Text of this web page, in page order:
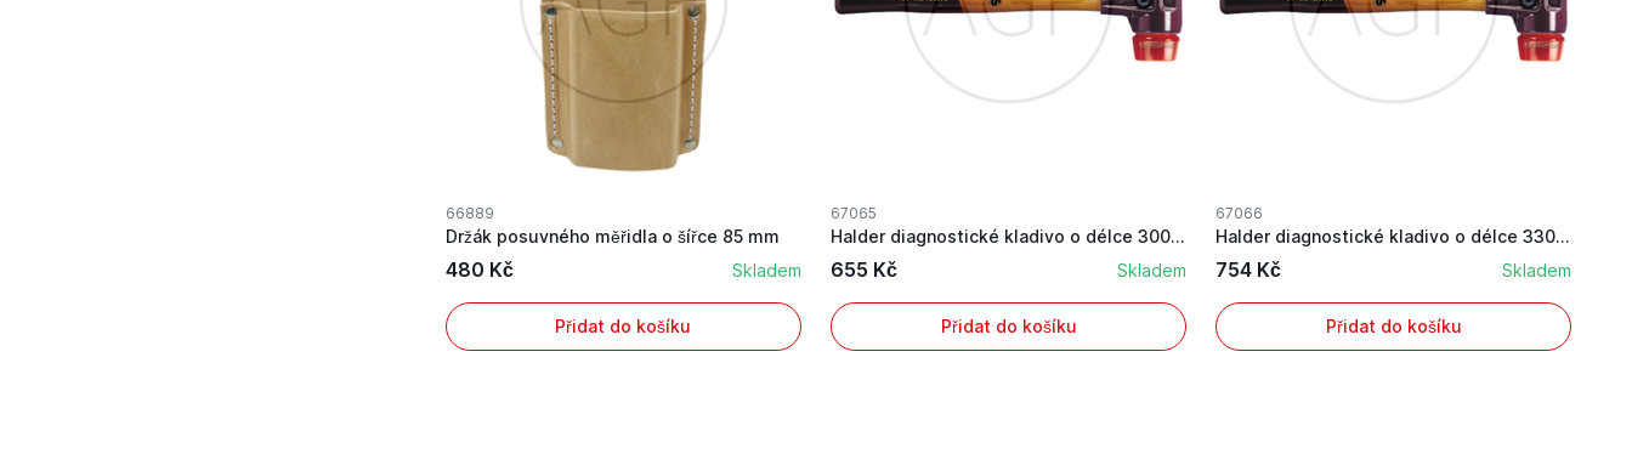
66889
Držák posuvného měřidla o šířce 85 mm
480 Kč Skladem
Přidat do košíku
67065
Halder diagnostické kladivo o délce 300 mm
655 Kč Skladem
Přidat do košíku
67066
Halder diagnostické kladivo o délce 330 mm
754 Kč Skladem
Přidat do košíku